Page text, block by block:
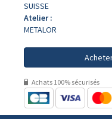
SUISSE
Atelier :
METALOR
Achats 100% sécurisés